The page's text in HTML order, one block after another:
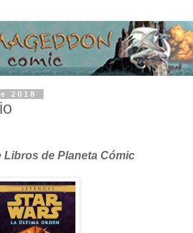
2018
Libros de Planeta Cómic